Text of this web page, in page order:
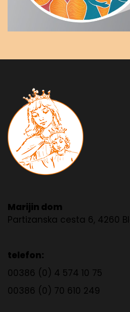
Marijin dom
Partizanska cesta 6, 4260
telefon:
00386 (0) 4 574 10 75
00386 (0) 70 610 249